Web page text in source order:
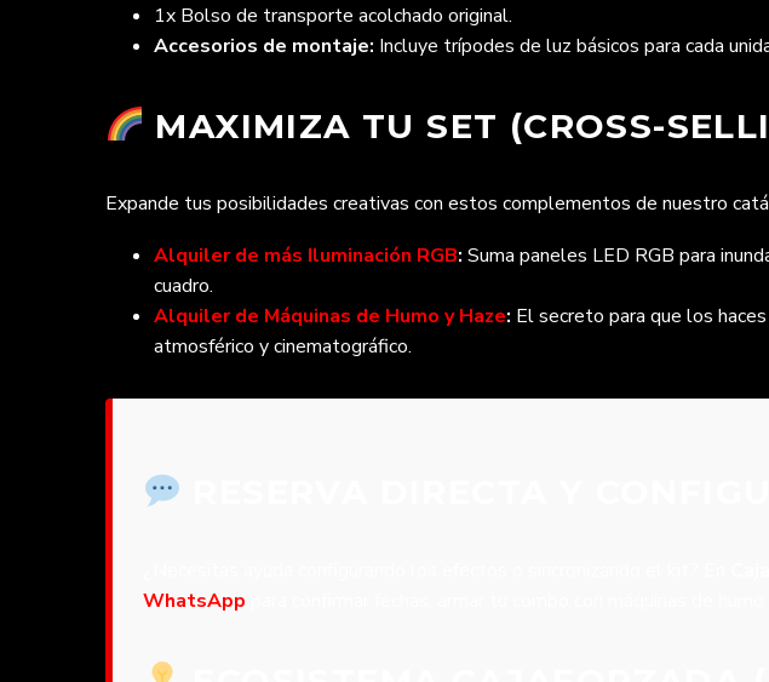
1x Bolso de transporte acolchado original.
Accesorios de montaje: Incluye trípodes de luz básicos para cada
MAXIMIZA TU SET (CROSS-
Expande tus posibilidades creativas con estos complementos de nuestro
Alquiler de más Iluminación RGB: Suma paneles LED RGB para
cuadro.
Alquiler de Máquinas de Humo y Haze: El secreto para que los
atmosférico y cinematográfico.
WhatsApp